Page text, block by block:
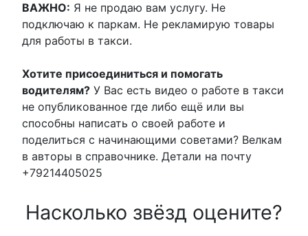
ВАЖНО: Я не продаю вам услугу. Не
подключаю к паркам. Не рекламирую товары
для работы в такси.
Хотите присоединиться и помогать
водителям? У Вас есть видео о работе в такси
не опубликованное где либо ещё или вы
способны написать о своей работе и
поделиться с начинающими советами? Велкам
в авторы в справочнике. Детали на почту
+79214405025
Насколько звёзд оцените?